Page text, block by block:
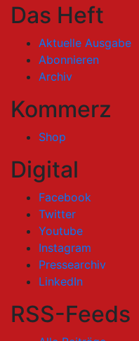
Das Heft
Aktuelle Ausgabe
Abonnieren
Archiv
Kommerz
Shop
Digital
Facebook
Twitter
Youtube
Instagram
Pressearchiv
LinkedIn
RSS-Feeds